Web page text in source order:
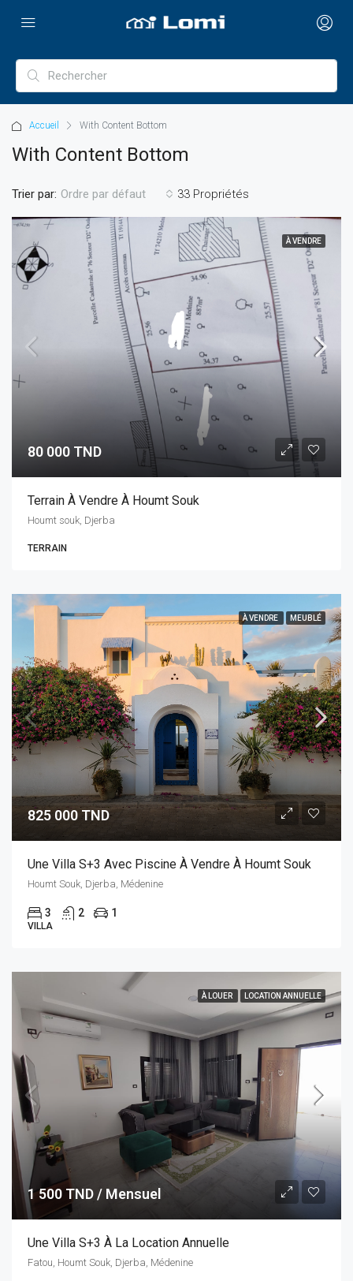
Accueil With Content Bottom
With Content Bottom
33 Propriétés
Trier par: Ordre par défaut
À VENDRE
80 000 TND
Terrain À Vendre À Houmt Souk
Houmt souk, Djerba
TERRAIN
À VENDRE MEUBLÉ
825 000 TND
Une Villa S+3 Avec Piscine À Vendre À Houmt Souk
Houmt Souk, Djerba, Médenine
3 2 1
VILLA
À LOUER LOCATION ANNUELLE
1 500 TND / Mensuel
Une Villa S+3 À La Location Annuelle
Fatou, Houmt Souk, Djerba, Médenine